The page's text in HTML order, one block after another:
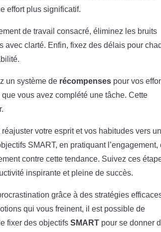
effort plus significatif.
de travail consacré, éliminez les bruits
avec clarté. Enfin, fixez des délais pour
un système de récompenses pour vos
vous avez complété une tâche. Cette
votre esprit et vos habitudes vers
SMART, en pratiquant l’engagement,
contre cette tendance. Suivez ces
inspirante et pleine de succès.
grâce à des stratégies
qui vous freinent, il est possible de
fixer des objectifsSMART pour se donner